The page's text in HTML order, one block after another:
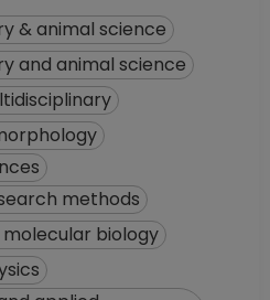
Instituto de
Neurobiología en
Querétaro,
Querétaro
Desde 01-01-2008
registros en el SIIA)
hasta 15-02-2008
& animal science
and animal science
methods
biology